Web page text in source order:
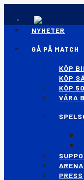
NYHETER
GÅ PÅ MATCH
KÖP
KÖP
KÖP
VÅRA
PRESS